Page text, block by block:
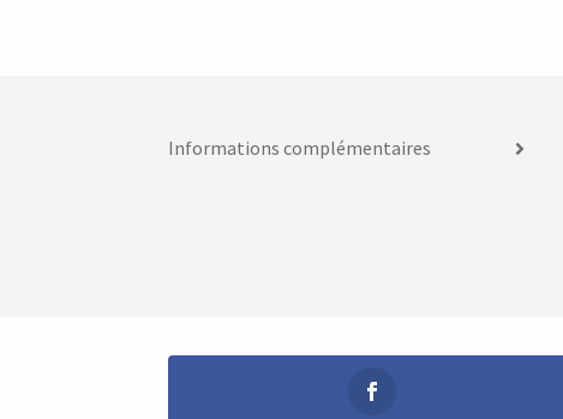
Informations complémentaires